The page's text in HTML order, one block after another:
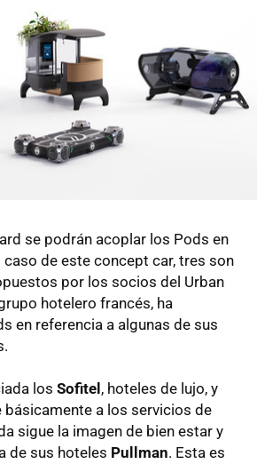
se podrán acoplar los Pods en
caso de este concept car, tres son
por los socios del Urban
hotelero francés, ha
en referencia a algunas de sus
los Sofitel , hoteles de lujo, y
a los servicios de
sigue la imagen de bien estar y
de sus hoteles Pullman. Esta es